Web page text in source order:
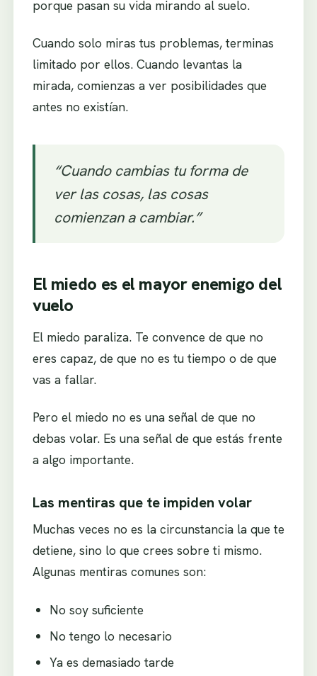
porque pasan su vida mirando al suelo.
Cuando solo miras tus problemas, terminas
limitado por ellos. Cuando levantas la
mirada, comienzas a ver posibilidades que
antes no existían.
“Cuando cambias tu forma de
ver las cosas, las cosas
comienzan a cambiar.”
El miedo es el mayor enemigo del
vuelo
El miedo paraliza. Te convence de que no
eres capaz, de que no es tu tiempo o de que
vas a fallar.
Pero el miedo no es una señal de que no
debas volar. Es una señal de que estás frente
a algo importante.
Las mentiras que te impiden volar
Muchas veces no es la circunstancia la que te
detiene, sino lo que crees sobre ti mismo.
Algunas mentiras comunes son:
No soy suficiente
No tengo lo necesario
Ya es demasiado tarde